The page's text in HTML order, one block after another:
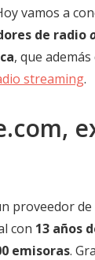
vamos a
de radio
, que
streaming.
proveedor
con 13 años
emisoras.